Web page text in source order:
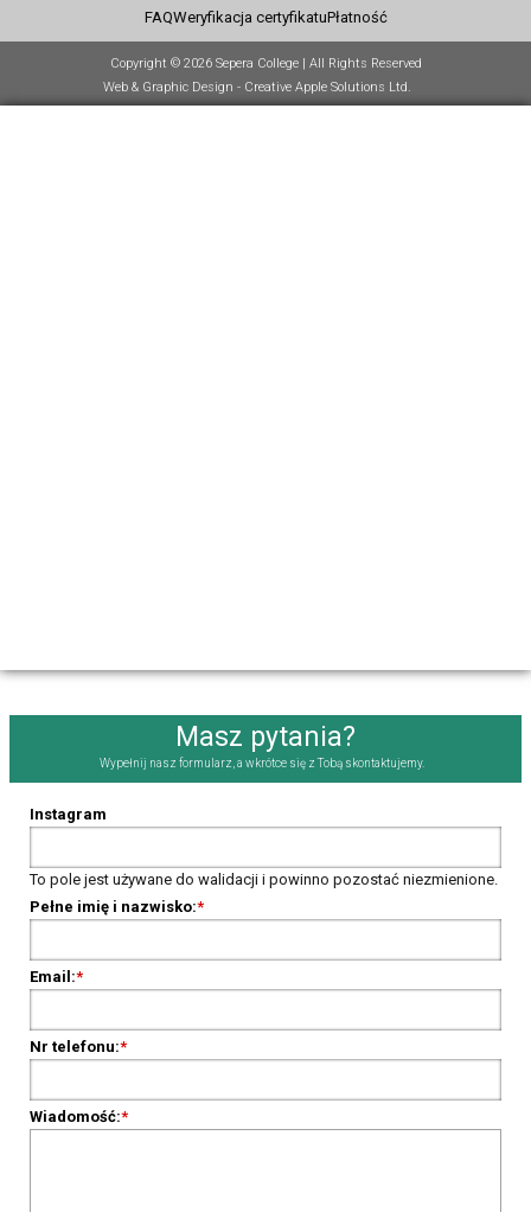
FAQWeryfikacja certyfikatuPłatność
Copyright © 2026 Sepera College | All Rights Reserved
Web & Graphic Design - Creative Apple Solutions Ltd.
Masz pytania?
Wypełnij nasz formularz, a wkrótce się z Tobą skontaktujemy.
Instagram
To pole jest używane do walidacji i powinno pozostać niezmienione.
Pełne imię i nazwisko:*
Email:*
Nr telefonu:*
Wiadomość:*